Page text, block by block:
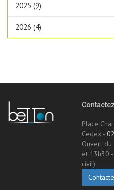
2025 (9)
2026 (4)
Place
Cedex -
Ouvert
et 13h30
civil)